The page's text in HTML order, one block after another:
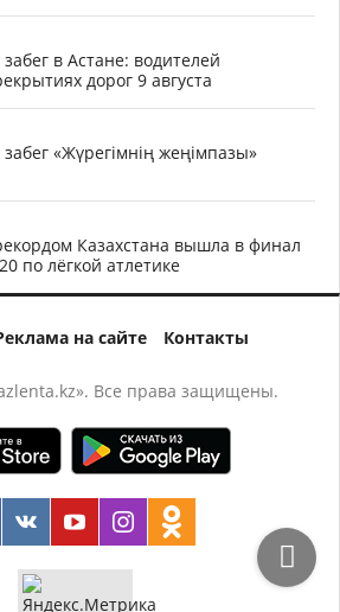
в Астане: водителей
дорог 9 августа
«Жүрегімнің жеңімпазы»
Казахстана вышла в финал
по лёгкой атлетике
на сайте Контакты
Все права защищены.